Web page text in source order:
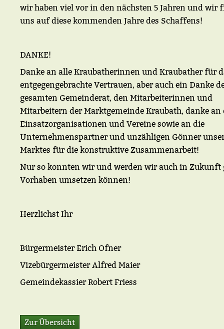
wir haben viel vor in den nächsten 5 Jahren und wir
uns auf diese kommenden Jahre des Schaffens!
DANKE!
Danke an alle Kraubatherinnen und Kraubather für
entgegengebrachte Vertrauen, aber auch ein Danke
gesamten Gemeinderat, den Mitarbeiterinnen und
Mitarbeitern der Marktgemeinde Kraubath, danke an
Einsatzorganisationen und Vereine sowie an die
Unternehmenspartner und unzähligen Gönner
Marktes für die konstruktive Zusammenarbeit!
Nur so konnten wir und werden wir auch in Zukunft
Vorhaben umsetzen können!
Herzlichst Ihr
Bürgermeister Erich Ofner
Vizebürgermeister Alfred Maier
Gemeindekassier Robert Friess
Zur Übersicht